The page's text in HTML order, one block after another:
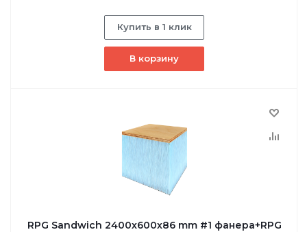
Купить в 1 клик
В корзину
RPG Sandwich 2400х600х86 mm #1 фанера+RPG